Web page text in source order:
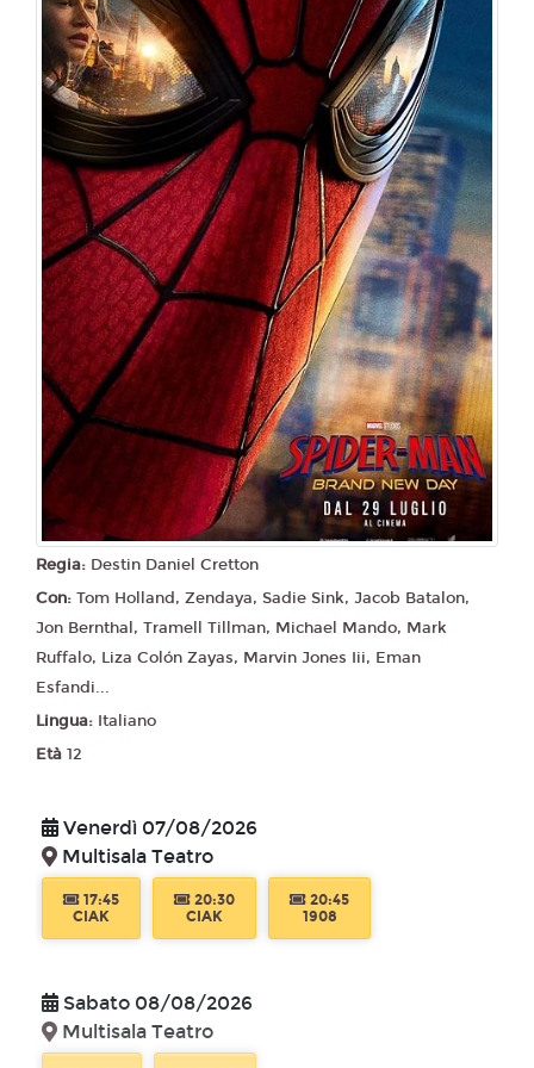
Multisala Teatro
20:30
1908
Mercoledì 12/08/2026
Multisala Teatro
17:30
TEATRO
20:30
1908
20:30
MIGNON
Regia: Destin Daniel Cretton
Con: Tom Holland, Zendaya, Sadie Sink, Jacob Batalon,
Jon Bernthal, Tramell Tillman, Michael Mando, Mark
Ruffalo, Liza Colón Zayas, Marvin Jones Iii, Eman
Esfandi...
Lingua: Italiano
Età 12
Venerdì 07/08/2026
Multisala Teatro
17:45
CIAK
20:30
CIAK
20:45
1908
Sabato 08/08/2026
Multisala Teatro